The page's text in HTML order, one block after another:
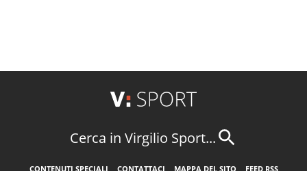
Cerca in Virgilio Sport...
CONTENUTI SPECIALI CONTATTACI MAPPA DEL SITO FEED RSS